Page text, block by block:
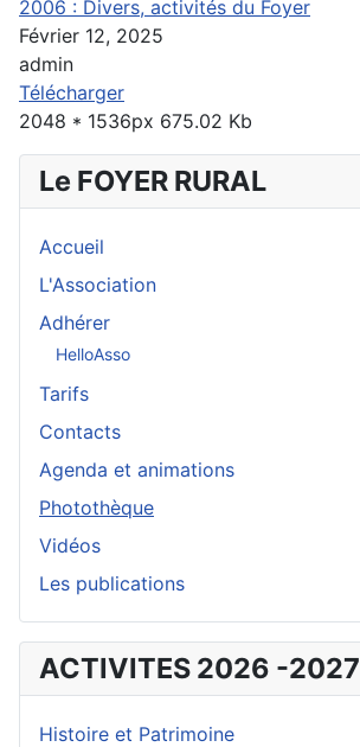
2006 : Divers, activités du Foyer
Février 12, 2025
admin
Télécharger
2048 * 1536px 675.02 Kb
Le FOYER RURAL
Accueil
L'Association
Adhérer
HelloAsso
Tarifs
Contacts
Agenda et animations
Photothèque
Vidéos
Les publications
ACTIVITES 2026 -2027
Histoire et Patrimoine